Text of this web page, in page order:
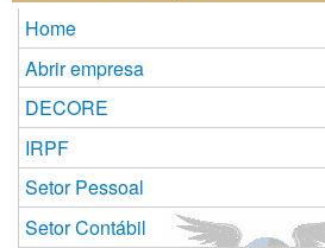
Home
Abrir empresa
DECORE
IRPF
Setor Pessoal
Setor Contábil